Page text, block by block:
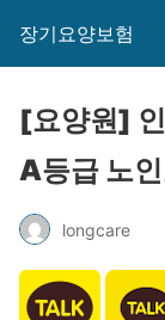
장기요양보험
[요양원]
A등급 노
longcare